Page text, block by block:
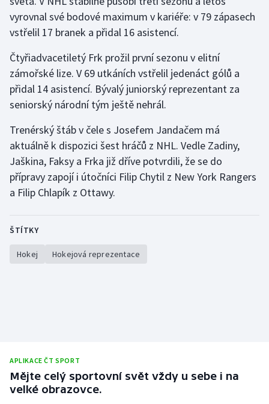
vyrovnal své bodové maximum v kariéře: v 79 zápasech
vstřelil 17 branek a přidal 16 asistencí.
Čtyřiadvacetiletý Frk prožil první sezonu v elitní
zámořské lize. V 69 utkáních vstřelil jedenáct gólů a
přidal 14 asistencí. Bývalý juniorský reprezentant za
seniorský národní tým ještě nehrál.
Trenérský štáb v čele s Josefem Jandačem má
aktuálně k dispozici šest hráčů z NHL. Vedle Zadiny,
Jaškina, Faksy a Frka již dříve potvrdili, že se do
přípravy zapojí i útočníci Filip Chytil z New York Rangers
a Filip Chlapík z Ottawy.
ŠTÍTKY
Hokej Hokejová reprezentace
APLIKACE ČT SPORT
Mějte celý sportovní svět vždy u sebe i na
velké obrazovce.